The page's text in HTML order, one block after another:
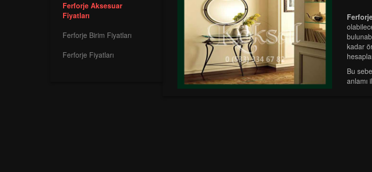
Ferforje Aksesuar
Fiyatları
Ferforje Birim Fiyatları
Ferforje Fiyatları
kadar
Bu
anlamı